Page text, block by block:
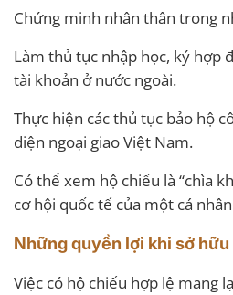
Chứng minh nhân thân trong
Làm thủ tục nhập học, ký hợp
tài khoản ở nước ngoài.
Thực hiện các thủ tục bảo hộ
diện ngoại giao Việt Nam.
Có thể xem hộ chiếu là “chìa
cơ hội quốc tế của một cá
Những quyền lợi khi sở
Việc có hộ chiếu hợp lệ mang